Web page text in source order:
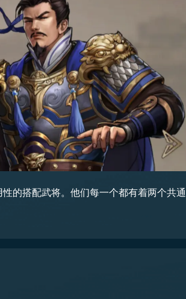
的搭配武将。他们每一个都有着两个共